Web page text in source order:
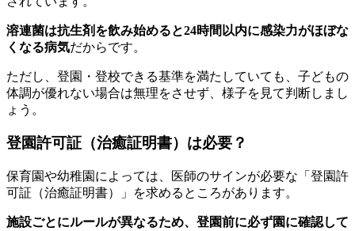
溶連菌は抗生剤を飲み始めると24時間以内に感染力がほぼな
くなる病気だからです。
ただし、登園・登校できる基準を満たしていても、子どもの
体調が優れない場合は無理をさせず、様子を見て判断しまし
ょう。
登園許可証（治癒証明書）は必要？
保育園や幼稚園によっては、医師のサインが必要な「登園許
可証（治癒証明書）」を求めるところがあります。
施設ごとにルールが異なるため、登園前に必ず園に確認して